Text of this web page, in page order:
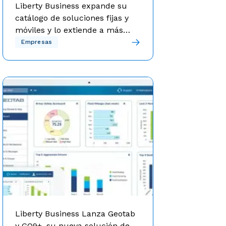
Liberty Business expande su
catálogo de soluciones fijas y
móviles y lo extiende a más
segmentos de negocios en la
Bajo el eslogan “contigo siempre”,
fijas y móviles, soluciones y apoyo que
negocio.
Empresas
Liberty Business Lanza Geotab